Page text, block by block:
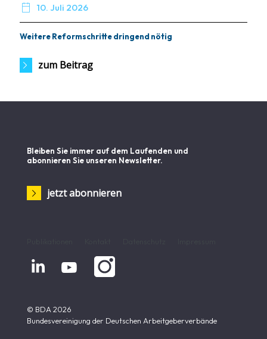
 10. Juli 2026
Weitere Reformschritte dringend nötig
zum Beitrag
Bleiben Sie immer auf dem Laufenden und
abonnieren Sie unseren Newsletter.
jetzt abonnieren
 
© BDA 2026
Bundesvereinigung der Deutschen Arbeitgeberverbände